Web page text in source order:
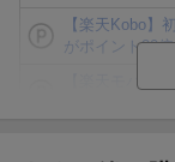
【楽天Kobo】
がポイント20倍